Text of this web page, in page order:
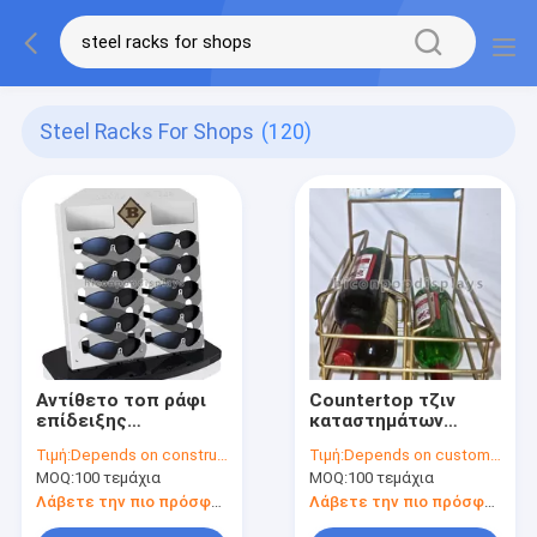
Steel Racks For Shops (120)
Αντίθετο τοπ ράφι
επίδειξης
επίδειξης γυαλιών
μετάλλων
καταστημάτων
Eyewear
Τιμή:Depends on construction, size, materials, workmanship, surface finishing, quantity, quality standard
MOQ:100 τεμάχια
Λάβετε την πιο πρόσφατη τιμή
Countertop τζιν
καταστημάτων
επίδειξη ραφιών
κρασιού καλωδίων
τελείωσε το χρυσό
χρώμα
Τιμή:Depends on customer's needs
MOQ:100 τεμάχια